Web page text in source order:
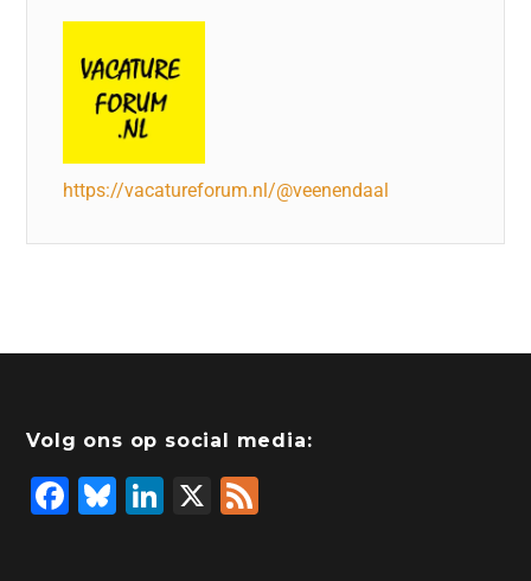
https://vacatureforum.nl/@veenendaal
Volg ons op social media:
F
Bl
Li X